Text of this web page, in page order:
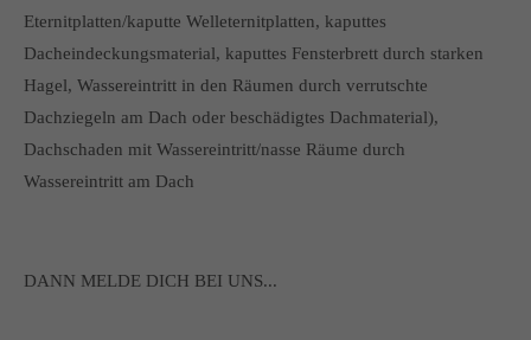
Eternitplatten/kaputte Welleternitplatten, kaputtes
Dacheindeckungsmaterial, kaputtes Fensterbrett durch starken
Hagel, Wassereintritt in den Räumen durch verrutschte
Dachziegeln am Dach oder beschädigtes Dachmaterial),
Dachschaden mit Wassereintritt/nasse Räume durch
Wassereintritt am Dach
DANN MELDE DICH BEI UNS...